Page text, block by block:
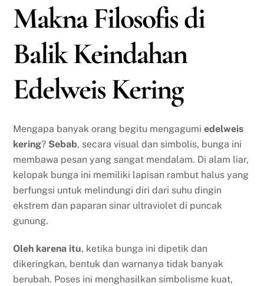
Makna Filosofis di
Balik Keindahan
Edelweis Kering
Mengapa banyak orang begitu mengagumiedelweis
kering? Sebab, secara visual dan simbolis, bunga ini
membawa pesan yang sangat mendalam. Di alam liar,
kelopak bunga ini memiliki lapisan rambut halus yang
berfungsi untuk melindungi diri dari suhu dingin
ekstrem dan paparan sinar ultraviolet di puncak
gunung.
Oleh karena itu, ketika bunga ini dipetik dan
dikeringkan, bentuk dan warnanya tidak banyak
berubah. Poses ini menghasilkan simbolisme kuat,